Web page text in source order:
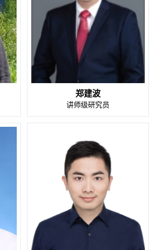
郑建波
讲师级研究员